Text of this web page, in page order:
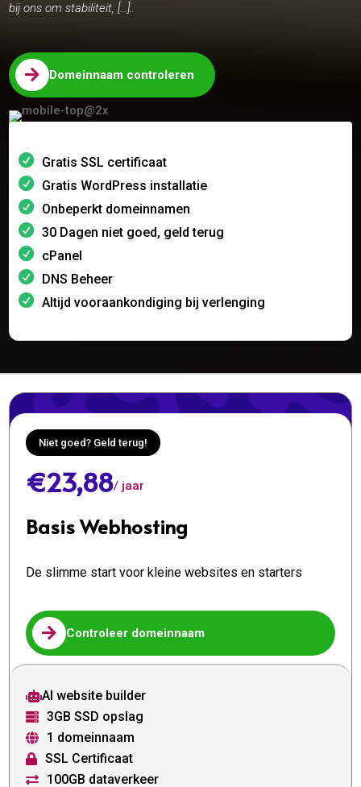
bij ons om stabiliteit, […]..
 Domeinnaam controleren
Gratis SSL certificaat
Gratis WordPress installatie
Onbeperkt domeinnamen
30 Dagen niet goed, geld terug
cPanel
DNS Beheer
Altijd vooraankondiging bij verlenging
Niet goed? Geld terug!
€23,88/ jaar
Basis Webhosting
De slimme start voor kleine websites en starters
 Controleer domeinnaam
AI website builder
 3GB SSD opslag
 1 domeinnaam
 SSL Certificaat
 100GB dataverkeer